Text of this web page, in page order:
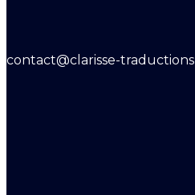
contact@clarisse-traductions